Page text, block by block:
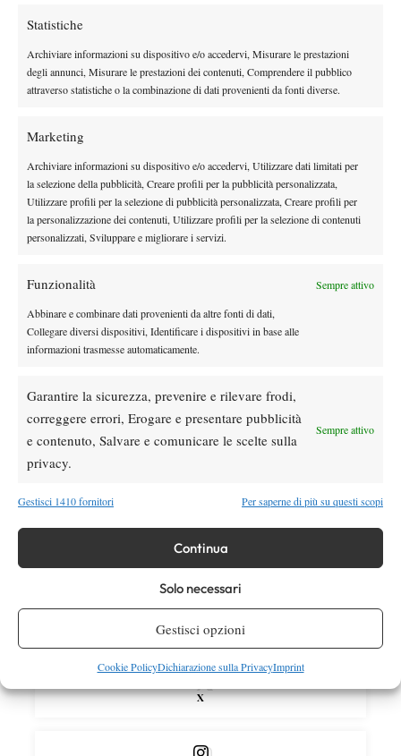
Statistiche
Archiviare informazioni su dispositivo e/o accedervi, Misurare le prestazioni
degli annunci, Misurare le prestazioni dei contenuti, Comprendere il pubblico
attraverso statistiche o la combinazione di dati provenienti da fonti diverse.
Marketing
Archiviare informazioni su dispositivo e/o accedervi, Utilizzare dati limitati per
la selezione della pubblicità, Creare profili per la pubblicità personalizzata,
Utilizzare profili per la selezione di pubblicità personalizzata, Creare profili per
la personalizzazione dei contenuti, Utilizzare profili per la selezione di contenuti
personalizzati, Sviluppare e migliorare i servizi.
Funzionalità Sempre attivo
Abbinare e combinare dati provenienti da altre fonti di dati,
Collegare diversi dispositivi, Identificare i dispositivi in base alle
informazioni trasmesse automaticamente.
Garantire la sicurezza, prevenire e rilevare frodi,
correggere errori, Erogare e presentare pubblicità
e contenuto, Salvare e comunicare le scelte sulla
privacy.
Sempre attivo
Gestisci 1410 fornitori Per saperne di più su questi scopi
Continua
Solo necessari
Gestisci opzioni
Cookie PolicyDichiarazione sulla PrivacyImprint
DI TENDENZA
Atp News
Masters 1000 Montreal 2026:
Bolelli/Vavassori fuori al primo turno
Quinn, Sonego entra nel tabellone
Masters 1000 Cincinnati 2026: a che ora e
dove vedere il sorteggio del tabellone
giocherà lo US Open, forse non lo vedremo
SOCIAL
Facebook
X